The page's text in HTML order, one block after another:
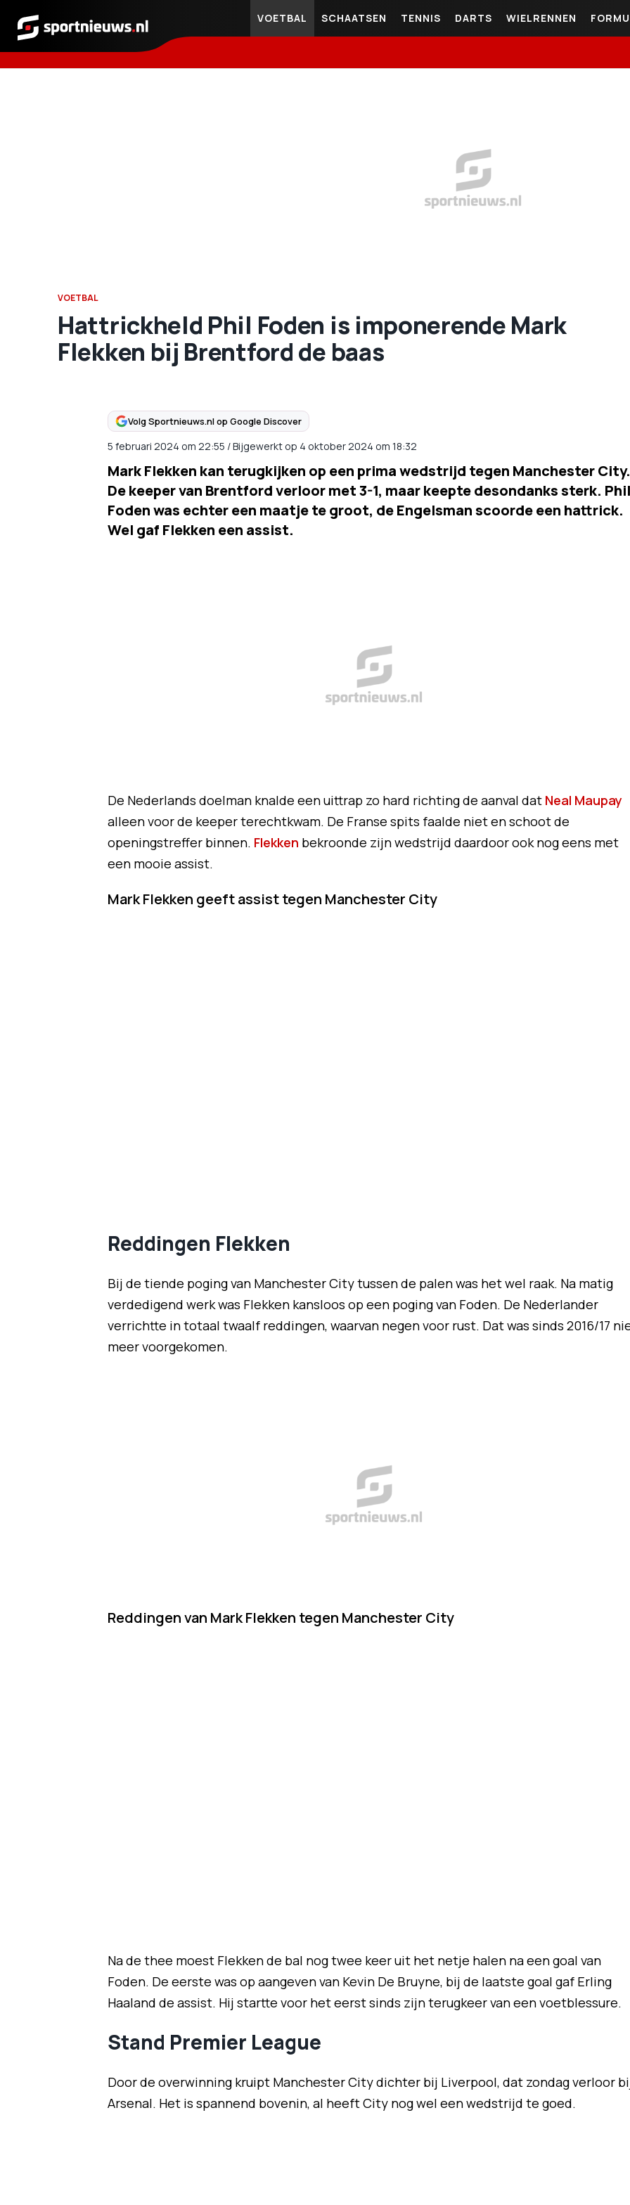
Sportnieuws.nl
VOETBAL SCHAATSEN TENNIS DARTS WIELRENNEN
VOETBAL
Hattrickheld Phil Foden is imponerende Mark
Flekken bij Brentford de baas
Volg Sportnieuws.nl op Google Discover
5 februari 2024 om 22:55 /Bijgewerkt op 4 oktober 2024 om 18:32
Mark Flekken kan terugkijken op een prima wedstrijd tegen Manchester City.
De keeper van Brentford verloor met 3-1, maar keepte desondanks sterk. Phil
Foden was echter een maatje te groot, de Engelsman scoorde een hattrick.
Wel gaf Flekken een assist.
De Nederlands doelman knalde een uittrap zo hard richting de aanval dat Neal Maupay
alleen voor de keeper terechtkwam. De Franse spits faalde niet en schoot de
openingstreffer binnen. Flekken bekroonde zijn wedstrijd daardoor ook nog eens met
een mooie assist.
Mark Flekken geeft assist tegen Manchester City
Reddingen Flekken
Bij de tiende poging van Manchester City tussen de palen was het wel raak. Na matig
verdedigend werk was Flekken kansloos op een poging van Foden. De Nederlander
verrichtte in totaal twaalf reddingen, waarvan negen voor rust. Dat was sinds 2016/17
meer voorgekomen.
Reddingen van Mark Flekken tegen Manchester City
Na de thee moest Flekken de bal nog twee keer uit het netje halen na een goal van
Foden. De eerste was op aangeven van Kevin De Bruyne, bij de laatste goal gaf Erling
Haaland de assist. Hij startte voor het eerst sinds zijn terugkeer van een voetblessure.
Stand Premier League
Door de overwinning kruipt Manchester City dichter bij Liverpool, dat zondag verloor
Arsenal. Het is spannend bovenin, al heeft City nog wel een wedstrijd te goed.